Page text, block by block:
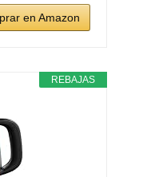
en Amazon
REBAJAS